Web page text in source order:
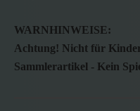
WARNHINWEISE:
Achtung! Nicht für
Sammlerartikel - Kein